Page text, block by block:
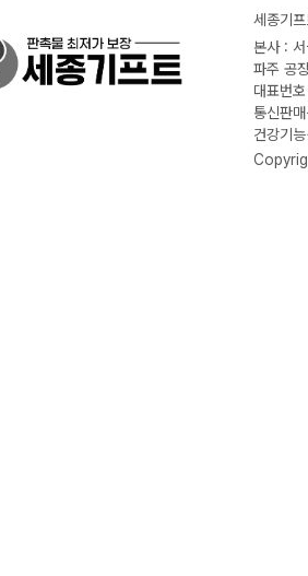
세종기
본사 :
파주 공
대표번
통신판
건강기